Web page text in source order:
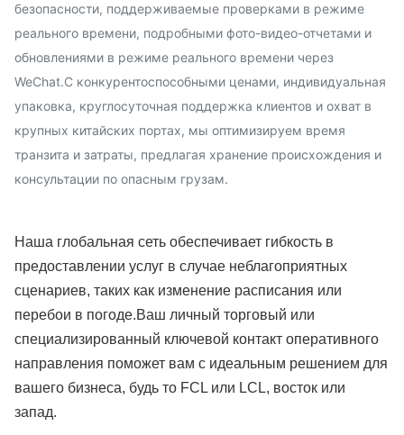
безопасности, поддерживаемые проверками в режиме
реального времени, подробными фото-видео-отчетами и
обновлениями в режиме реального времени через
WeChat.С конкурентоспособными ценами, индивидуальная
упаковка, круглосуточная поддержка клиентов и охват в
крупных китайских портах, мы оптимизируем время
транзита и затраты, предлагая хранение происхождения и
консультации по опасным грузам.
Наша глобальная сеть обеспечивает гибкость в
предоставлении услуг в случае неблагоприятных
сценариев, таких как изменение расписания или
перебои в погоде.Ваш личный торговый или
специализированный ключевой контакт оперативного
направления поможет вам с идеальным решением для
вашего бизнеса, будь то FCL или LCL, восток или
запад.